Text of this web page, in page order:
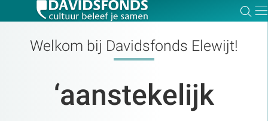
Welkom bij Davidsfonds Elewijt!
‘aanstekelijk